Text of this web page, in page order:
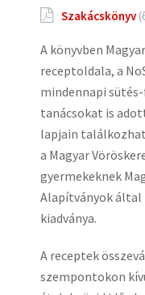
Szakácskönyv
A könyvben
receptoldala, a
mindennapi
tanácsokat is
lapjain
a Magyar
gyermekeknek
Alapítványok
kiadványa.
A receptek
szempontokon